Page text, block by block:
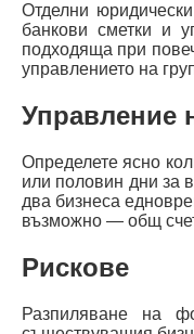
Отделни
банкови сметки и
подходяща при
управлението на
Управление
Определете ясно
или половин дни за
два бизнеса
възможно — общ
Рискове
Разпиляване на